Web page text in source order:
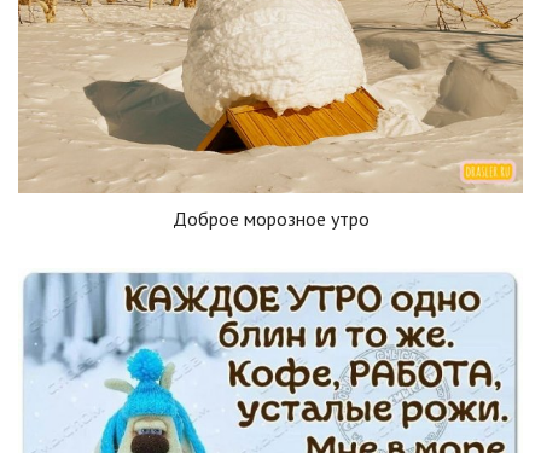
Доброе морозное утро